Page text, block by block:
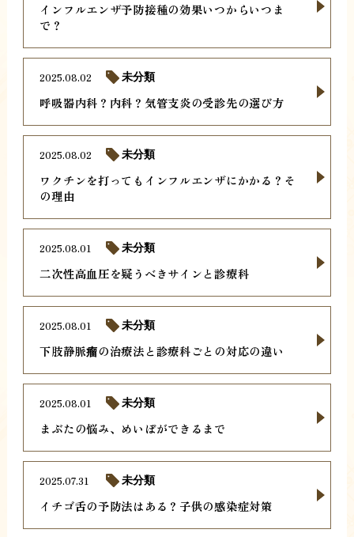
インフルエンザ予防接種の効果いつからいつま
で？
呼吸器内科？内科？気管支炎の受診先の選び方
2025.08.02 未分類
ワクチンを打ってもインフルエンザにかかる？そ
の理由
2025.08.02 未分類
二次性高血圧を疑うべきサインと診療科
2025.08.01 未分類
下肢静脈瘤の治療法と診療科ごとの対応の違い
2025.08.01 未分類
まぶたの悩み、めいぼができるまで
2025.08.01 未分類
イチゴ舌の予防法はある？子供の感染症対策
2025.07.31 未分類